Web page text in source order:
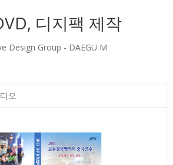
디지팩 제작
Design Group - DAEGU M
오